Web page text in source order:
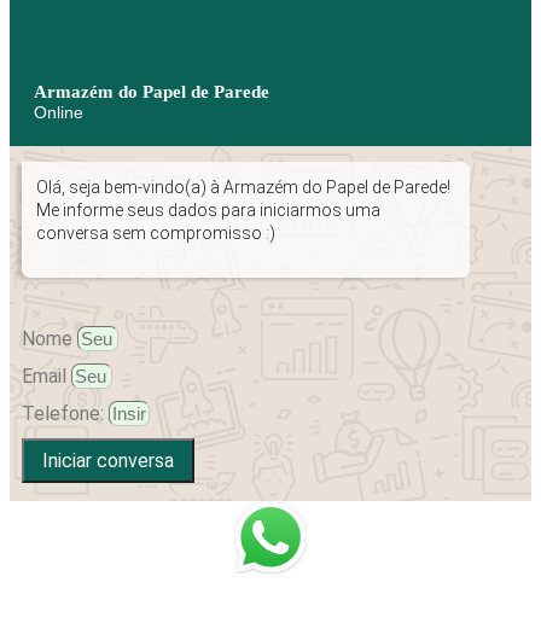
Armazém do Papel de Parede
Online
Olá, seja bem-vindo(a) à Armazém do Papel de Parede!
Me informe seus dados para iniciarmos uma
conversa sem compromisso :)
Nome
Email
Telefone:
Iniciar conversa